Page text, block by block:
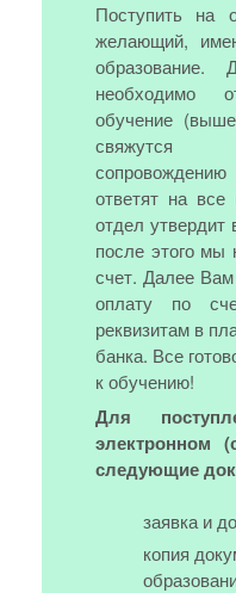
Поступить на
желающий,
образование.
необходимо
обучение
свяжутся
ответят на все
отдел утвердит
после этого мы
счет. Далее
оплату по
реквизитам в
банка. Все
к обучению!
Для
электронном
следующие
заявка и
копия